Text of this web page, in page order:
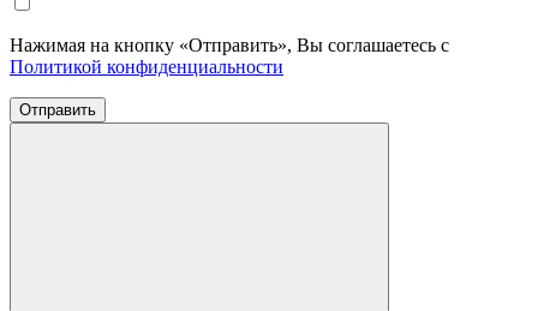
Нажимая на кнопку «Отправить», Вы соглашаетесь с
Политикой конфиденциальности
Отправить